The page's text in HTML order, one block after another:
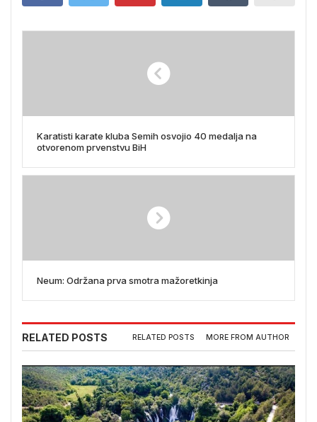
Karatisti karate kluba Semih osvojio 40 medalja na
otvorenom prvenstvu BiH
Neum: Održana prva smotra mažoretkinja
RELATED POSTS RELATED POSTS MORE FROM AUTHOR